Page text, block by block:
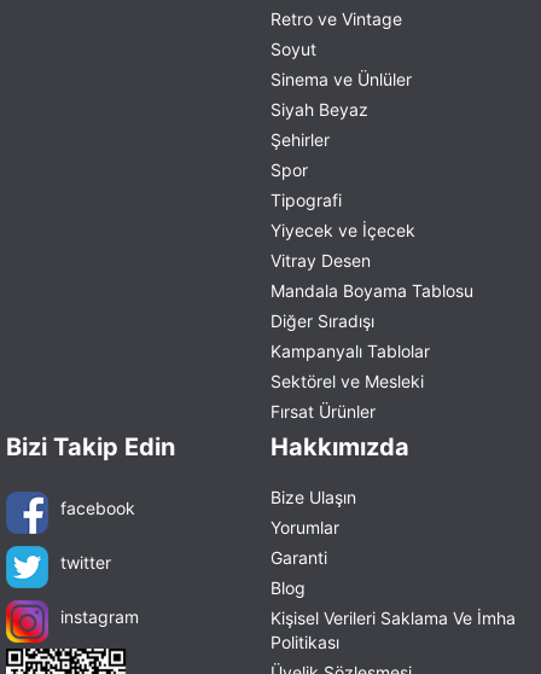
Retro ve Vintage
Soyut
Sinema ve Ünlüler
Siyah Beyaz
Şehirler
Spor
Tipografi
Yiyecek ve İçecek
Vitray Desen
Mandala Boyama Tablosu
Diğer Sıradışı
Kampanyalı Tablolar
Sektörel ve Mesleki
Fırsat Ürünler
Bizi Takip Edin
facebook
twitter
instagram
Hakkımızda
Bize Ulaşın
Yorumlar
Garanti
Blog
Kişisel Verileri Saklama Ve İmha
Politikası